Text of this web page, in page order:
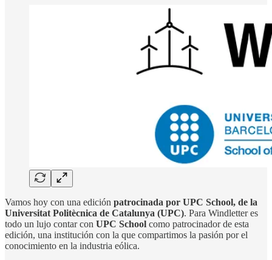
Vamos hoy con una edición patrocinada por UPC School, de la
Universitat Politècnica de Catalunya (UPC). Para Windletter es
todo un lujo contar con UPC School como patrocinador de esta
edición, una institución con la que compartimos la pasión por el
conocimiento en la industria eólica.